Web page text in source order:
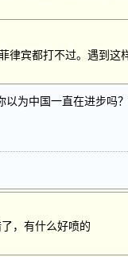
律宾都打不过。遇到
以为中国一直在进步吗？
，有什么好喷的